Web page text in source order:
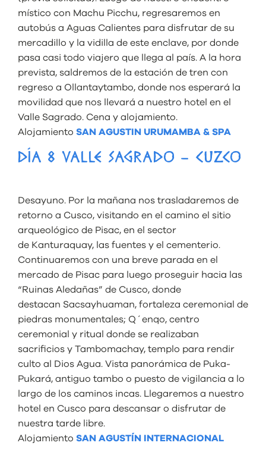
místico con Machu Picchu, regresaremos en
autobús a Aguas Calientes para disfrutar de su
mercadillo y la vidilla de este enclave, por donde
pasa casi todo viajero que llega al país. A la hora
prevista, saldremos de la estación de tren con
regreso a Ollantaytambo, donde nos esperará la
movilidad que nos llevará a nuestro hotel en el
Valle Sagrado. Cena y alojamiento.
Alojamiento SAN AGUSTIN URUMAMBA & SPA
DÍA 8 VALLE SAGRADO – CUZCO
Desayuno. Por la mañana nos trasladaremos de
retorno a Cusco, visitando en el camino el sitio
arqueológico de Pisac, en el sector
de Kanturaquay, las fuentes y el cementerio.
Continuaremos con una breve parada en el
mercado de Pisac para luego proseguir hacia las
“Ruinas Aledañas” de Cusco, donde
destacan Sacsayhuaman, fortaleza ceremonial de
piedras monumentales; Q´enqo, centro
ceremonial y ritual donde se realizaban
sacrificios y Tambomachay, templo para rendir
culto al Dios Agua. Vista panorámica de Puka-
Pukará, antiguo tambo o puesto de vigilancia a lo
largo de los caminos incas. Llegaremos a nuestro
hotel en Cusco para descansar o disfrutar de
nuestra tarde libre.
Alojamiento SAN AGUSTÍN INTERNACIONAL